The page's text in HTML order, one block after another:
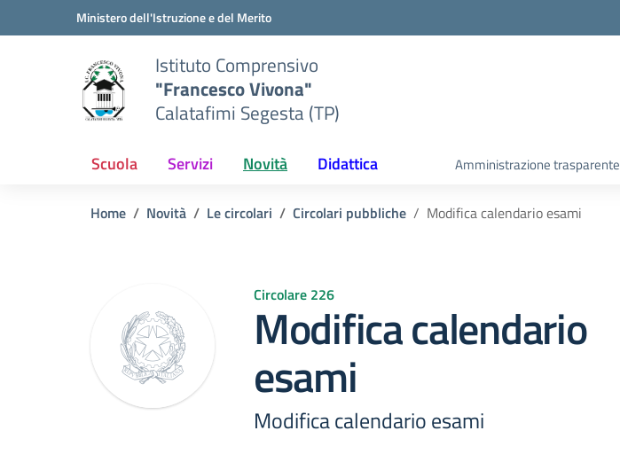
Vai ai contenuti
Vai al menu di navigazioneMinistero dell'Istruzione e del Merito
Istituto Comprensivo
"Francesco Vivona"
Calatafimi Segesta (TP)
Scuola Servizi Novità Didattica Amministrazione trasparente
Home Novità Le circolari Circolari pubbliche Modifica calendario esami
Circolare 226
Modifica calendario
esami
Modifica calendario esami